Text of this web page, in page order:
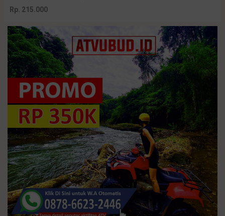
Rp. 215.000